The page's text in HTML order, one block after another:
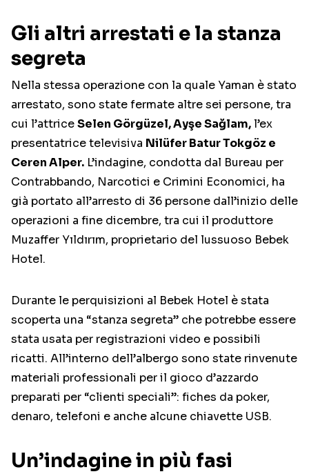
Gli altri arrestati e la stanza
segreta
Nella stessa operazione con la quale Yaman è stato
arrestato, sono state fermate altre sei persone, tra
cui l’attriceSelen Görgüzel, Ayşe Sağlam,l’ex
presentatrice televisiva Nilüfer Batur Tokgöz e
Ceren Alper. L’indagine, condotta dal Bureau per
Contrabbando, Narcotici e Crimini Economici, ha
già portato all’arresto di 36 persone dall’inizio delle
operazioni a fine dicembre, tra cui il produttore
Muzaffer Yıldırım, proprietario del lussuoso Bebek
Hotel.
Durante le perquisizioni al Bebek Hotel è stata
scoperta una “stanza segreta” che potrebbe essere
stata usata per registrazioni video e possibili
ricatti. All’interno dell’albergo sono state rinvenute
materiali professionali per il gioco d’azzardo
preparati per “clienti speciali”: fiches da poker,
denaro, telefoni e anche alcune chiavette USB.
Un’indagine in più fasi